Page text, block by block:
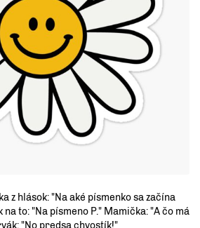
z hlások: "Na aké písmenko sa začína
to: "Na písmeno P." Mamička: "A čo má
"No predsa chvostík!"